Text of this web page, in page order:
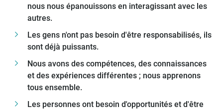
nous nous épanouissons en interagissant avec les
autres.
Les gens n'ont pas besoin d'être responsabilisés, ils
sont déjà puissants.
Nous avons des compétences, des connaissances
et des expériences différentes ; nous apprenons
tous ensemble.
Les personnes ont besoin d'opportunités et d'être